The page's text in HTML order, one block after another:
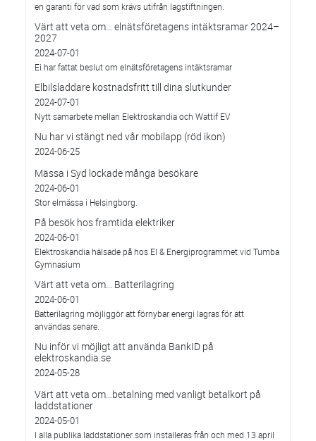
en garanti för vad som krävs utifrån lagstiftningen.
Värt att veta om… elnätsföretagens intäktsramar 2024–
2027
2024-07-01
Ei har fattat beslut om elnätsföretagens intäktsramar
Elbilsladdare kostnadsfritt till dina slutkunder
2024-07-01
Nytt samarbete mellan Elektroskandia och Wattif EV
Nu har vi stängt ned vår mobilapp (röd ikon)
2024-06-25
Mässa i Syd lockade många besökare
2024-06-01
Stor elmässa i Helsingborg.
På besök hos framtida elektriker
2024-06-01
Elektroskandia hälsade på hos El & Energiprogrammet vid Tumba
Gymnasium
Värt att veta om... Batterilagring
2024-06-01
Batterilagring möjliggör att förnybar energi lagras för att
användas senare.
Nu inför vi möjligt att använda BankID på
elektroskandia.se
2024-05-28
Värt att veta om…betalning med vanligt betalkort på
laddstationer
2024-05-01
I alla publika laddstationer som installeras från och med 13 april